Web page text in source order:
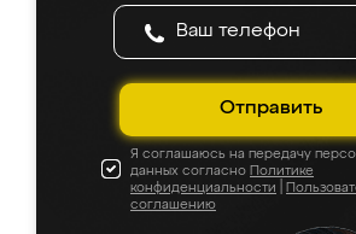
Отправить
Я соглашаюсь на передачу
данных согласно Политике
конфиденциальности
соглашению